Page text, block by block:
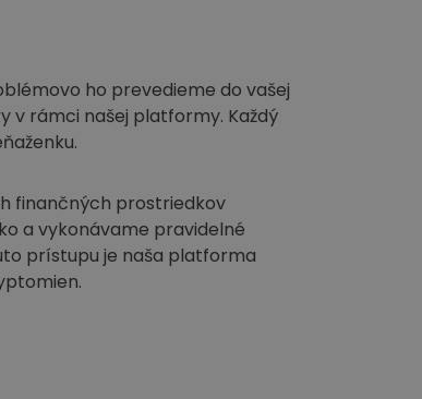
ho prevedieme do vašej
v rámci našej platformy. Každý
finančných prostriedkov
a vykonávame pravidelné
prístupu je naša platforma